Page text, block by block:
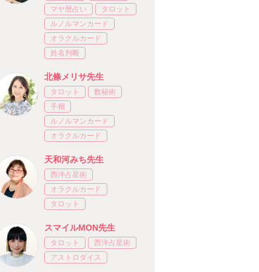
マヤ暦占い
タロット
ルノルマンカード
オラクルカード
姓名判断
北條メリサ先生
タロット
数秘術
手相
ルノルマンカード
オラクルカード
天和河みち先生
西洋占星術
オラクルカード
タロット
スマイルMON先生
タロット
西洋占星術
アストロダイス